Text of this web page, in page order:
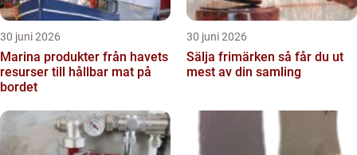
30 juni 2026
Marina produkter från havets
resurser till hållbar mat på
bordet
30 juni 2026
Sälja frimärken så får du ut
mest av din samling